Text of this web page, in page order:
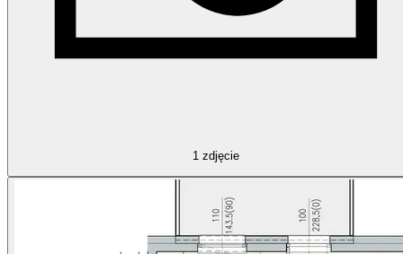
1 zdjęcie